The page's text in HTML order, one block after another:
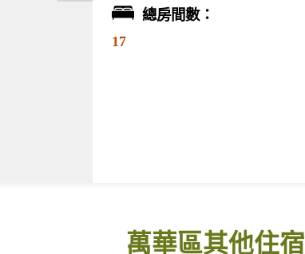
總房間數：
17
萬華區其他住宿